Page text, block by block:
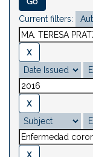
Current filters: